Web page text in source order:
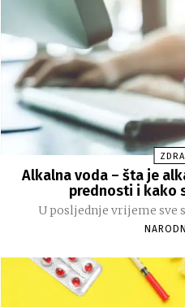
Alkalna voda – šta je
prednosti i kako
U posljednje vrijeme sve